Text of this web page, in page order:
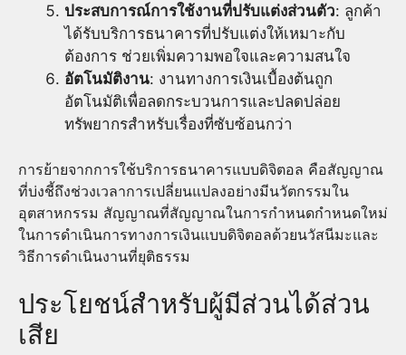
ประสบการณ์การใช้งานที่ปรับแต่งส่วนตัว: ลูกค้า
ได้รับบริการธนาคารที่ปรับแต่งให้เหมาะกับ
ต้องการ ช่วยเพิ่มความพอใจและความสนใจ
อัตโนมัติงาน: งานทางการเงินเบื้องต้นถูก
อัตโนมัติเพื่อลดกระบวนการและปลดปล่อย
ทรัพยากรสำหรับเรื่องที่ซับซ้อนกว่า
การย้ายจากการใช้บริการธนาคารแบบดิจิตอล คือสัญญาณ
ที่บ่งชี้ถึงช่วงเวลาการเปลี่ยนแปลงอย่างมีนวัตกรรมใน
อุตสาหกรรม สัญญาณที่สัญญาณในการกำหนดกำหนดใหม่
ในการดำเนินการทางการเงินแบบดิจิตอลด้วยนวัสนีมะและ
วิธีการดำเนินงานที่ยุติธรรม
ประโยชน์สำหรับผู้มีส่วนได้ส่วน
เสีย